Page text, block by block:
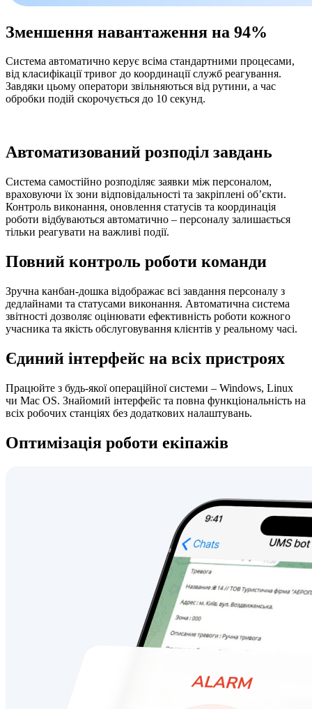
Зменшення навантаження на 94%
Система автоматично керує всіма стандартними процесами,
від класифікації тривог до координації служб реагування.
Завдяки цьому оператори звільняються від рутини, а час
обробки подій скорочується до 10 секунд.
Автоматизований розподіл завдань
Система самостійно розподіляє заявки між персоналом,
враховуючи їх зони відповідальності та закріплені об’єкти.
Контроль виконання, оновлення статусів та координація
роботи відбуваються автоматично – персоналу залишається
тільки реагувати на важливі події.
Повний контроль роботи команди
Зручна канбан-дошка відображає всі завдання персоналу з
дедлайнами та статусами виконання. Автоматична система
звітності дозволяє оцінювати ефективність роботи кожного
учасника та якість обслуговування клієнтів у реальному часі.
Єдиний інтерфейс на всіх пристроях
Працюйте з будь-якої операційної системи – Windows, Linux
чи Mac OS. Знайомий інтерфейс та повна функціональність на
всіх робочих станціях без додаткових налаштувань.
Оптимізація роботи екіпажів